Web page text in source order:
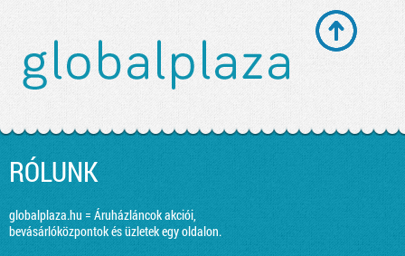
RÓLUNK
globalplaza.hu = Áruházláncok akciói,
bevásárlóközpontok és üzletek egy oldalon.